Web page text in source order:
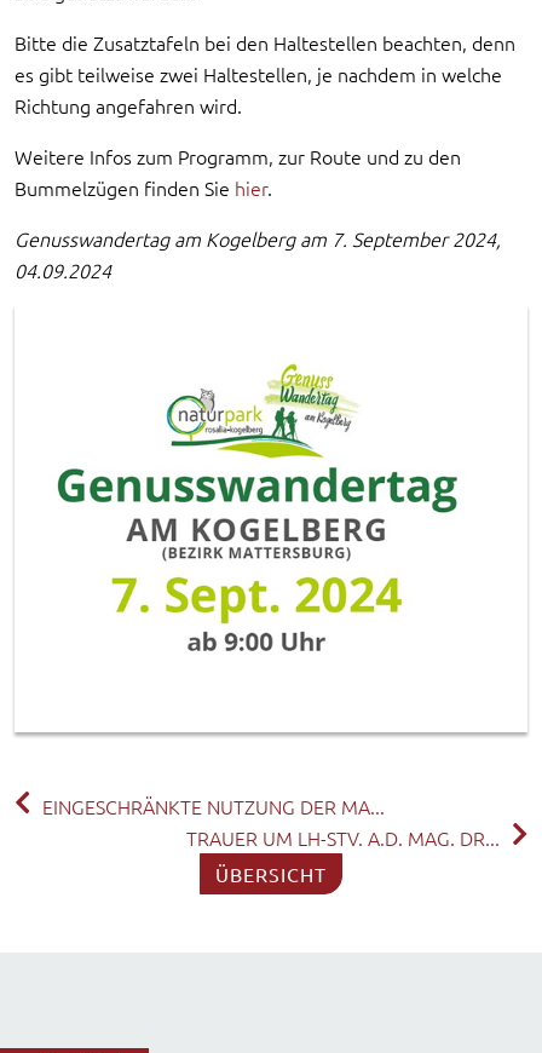
Bitte die Zusatztafeln bei den Haltestellen beachten, denn
es gibt teilweise zwei Haltestellen, je nachdem in welche
Richtung angefahren wird.
Weitere Infos zum Programm, zur Route und zu den
Bummelzügen finden Sie hier.
Genusswandertag am Kogelberg am 7. September 2024,
04.09.2024
EINGESCHRÄNKTE NUTZUNG DER MA...
TRAUER UM LH-STV. A.D. MAG. DR...
ÜBERSICHT